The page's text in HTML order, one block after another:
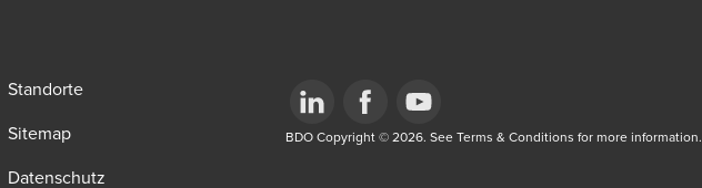
Standorte
Sitemap
Datenschutz
Opens in a new window/tab
Opens in a new window/tab
Opens in a new window/tab
BDO Copyright © 2026. See Terms & Conditions for more information.